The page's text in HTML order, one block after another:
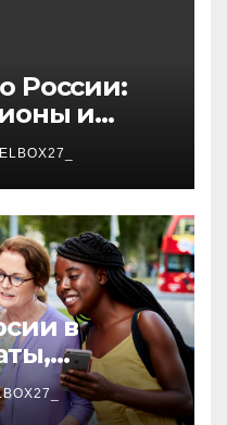
России:
и
в